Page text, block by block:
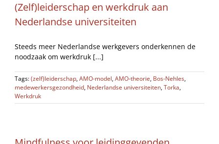
(Zelf)leiderschap en werkdruk aan
Nederlandse universiteiten
Steeds meer Nederlandse werkgevers onderkennen de
noodzaak om werkdruk [...]
Tags:(zelf)leiderschap,AMO-model,AMO-theorie, Bos-Nehles,
medewerkersgezondheid, Nederlandse universiteiten,Torka,
Werkdruk